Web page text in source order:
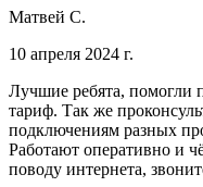
Матвей С.
10 апреля 2024 г.
Лучшие ребята, помогли
тариф. Так же
подключениям разных
Работают оперативно и
поводу интернета,